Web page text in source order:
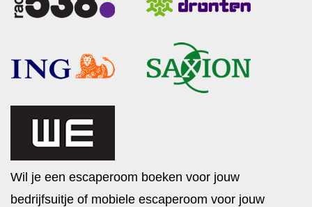
Wil je een escaperoom boeken voor jouw
bedrijfsuitje of mobiele escaperoom voor jouw